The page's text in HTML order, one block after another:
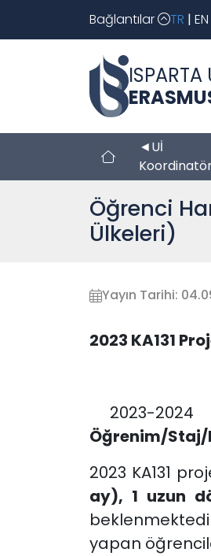
Bağlantılar TR | EN
ISPARTA
◄Uİ
Öğrenci
Ülkeleri)
Yayın Tarihi:
2023 KA131
2023-
Öğrenim/
2023 KA131
ay), 1 uzun
yapan